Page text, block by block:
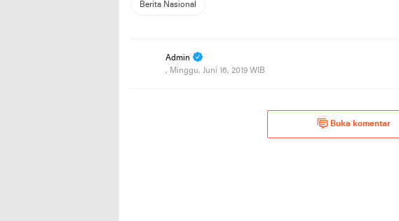
Berita Nasional
Admin
, Minggu, Juni 16, 2019 WIB
Buka komentar